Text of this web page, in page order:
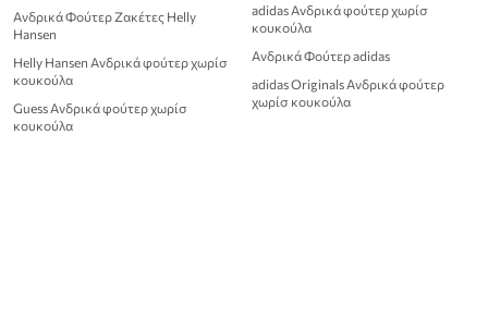
Ανδρικά Φούτερ Ζακέτες Helly
Hansen
Helly Hansen Ανδρικά φούτερ χωρίσ
κουκούλα
Guess Ανδρικά φούτερ χωρίσ
κουκούλα
adidas Ανδρικά φούτερ χωρίσ
κουκούλα
Ανδρικά Φούτερ adidas
adidas Originals Ανδρικά φούτερ
χωρίσ κουκούλα